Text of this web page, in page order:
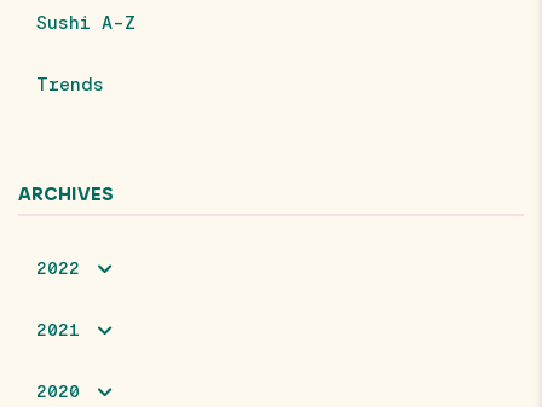
Sushi A-Z
Trends
ARCHIVES
2022
2021
2020